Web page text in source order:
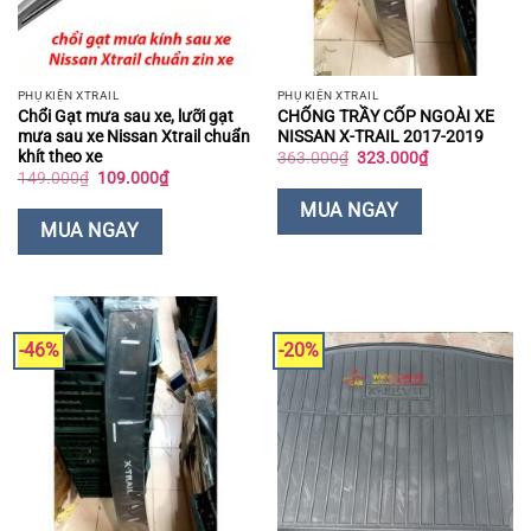
PHỤ KIỆN XTRAIL
Chổi Gạt mưa sau xe, lưỡi gạt
mưa sau xe Nissan Xtrail chuẩn
khít theo xe
149.000₫ Giá
là:
149.000₫.
109.000₫Giá
hiện
MUA NGAY
PHỤ KIỆN XTRAIL
CHỐNG TRẦY CỐP NGOÀI XE
NISSAN X-TRAIL 2017-2019
363.000₫ Giá
là:
363.000₫.
323.000₫Giá
hiện
MUA NGAY
-46% -20%